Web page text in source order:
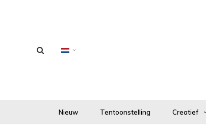
Nieuw Tentoonstelling Creatief